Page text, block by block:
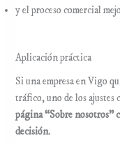
y el proceso comercial
Aplicación práctica
Si una empresa en Vigo
tráfico, uno de los ajustes
página “Sobre nosotros”
decisión.